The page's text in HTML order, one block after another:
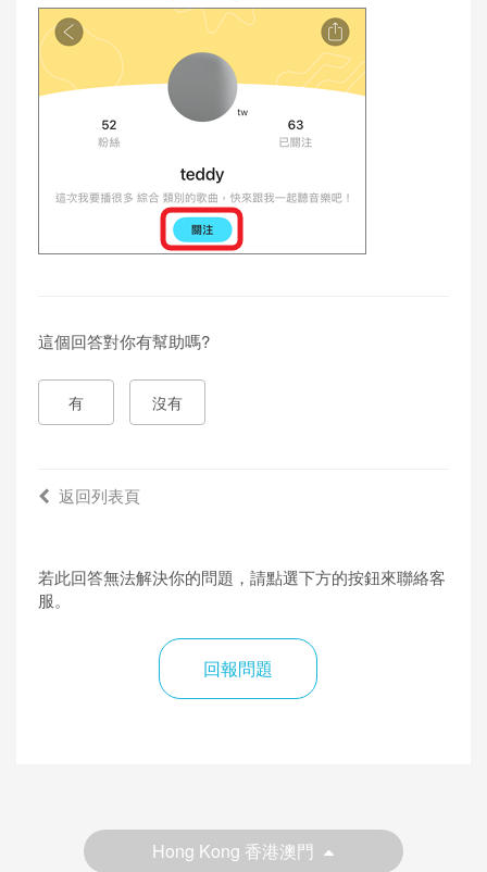
這個回答對你有幫助嗎?
有 沒有
返回列表頁
若此回答無法解決你的問題，請點選下方的按鈕來聯絡客
服。
回報問題
Hong Kong 香港澳門